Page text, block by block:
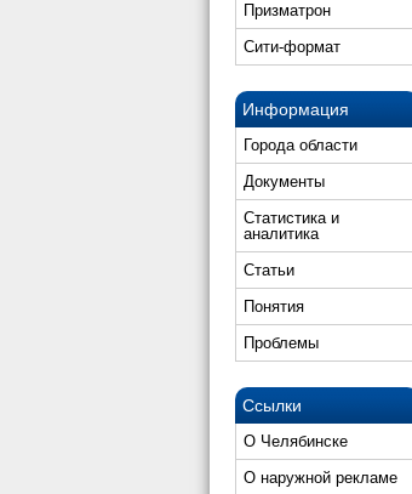
Призматрон
Сити-формат
Информация
Города области
Документы
Статистика и
аналитика
Статьи
Понятия
Проблемы
Ссылки
О Челябинске
О наружной рекламе